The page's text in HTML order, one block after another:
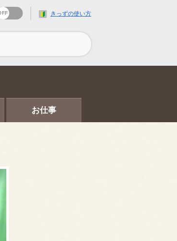
きっずの使い方
お仕事